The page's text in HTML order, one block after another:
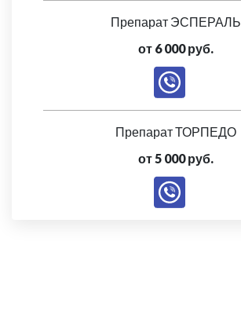
Препарат ЭСПЕРАЛЬ
от 6 000 руб.
Препарат ТОРПЕДО
от 5 000 руб.